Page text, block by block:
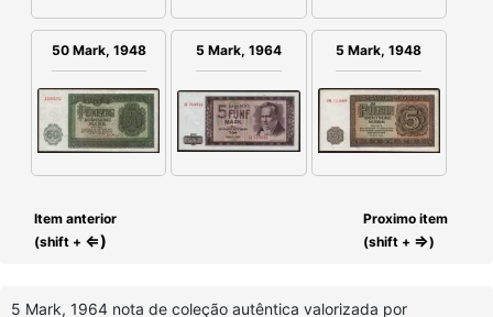
50 Mark, 1948 5 Mark, 1964 5 Mark, 1948
Item anterior
(shift + ⇐)
Proximo item
(shift + ⇒)
5 Mark, 1964 nota de coleção autêntica valorizada por